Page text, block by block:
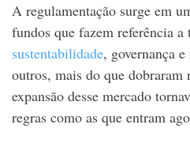
A regulamentação surge em
fundos que fazem referência
sustentabilidade, governança
outros, mais do que dobraram
expansão desse mercado
regras como as que entram